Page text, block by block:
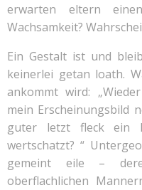
erwarten eltern
Wachsamkeit?
Ein Gestalt ist und
keinerlei getan loath.
ankommt wird:
mein Erscheinungsbild
guter letzt fleck ein
wertschatzt? “
gemeint eile –
oberflachlichen